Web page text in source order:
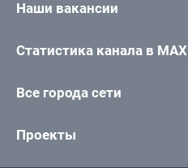
Наши вакансии
Статистика канала в MAX
Все города сети
Проекты